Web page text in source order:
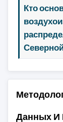
Кто
Данных И